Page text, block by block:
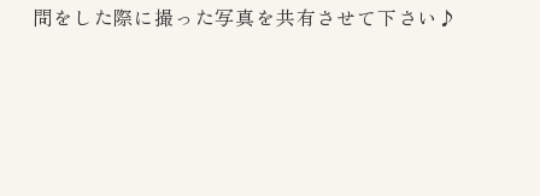
問をした際に撮った写真を共有させて下さい♪